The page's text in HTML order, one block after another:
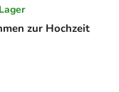
zur Hochzeit